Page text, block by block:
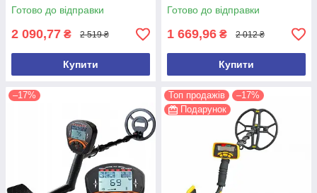
Готово до відправки
2 090,77 ₴ 2 519 ₴
Купити
Готово до відправки
1 669,96 ₴ 2 012 ₴
Купити
–17% Топ продажів
–17%
Подарунок